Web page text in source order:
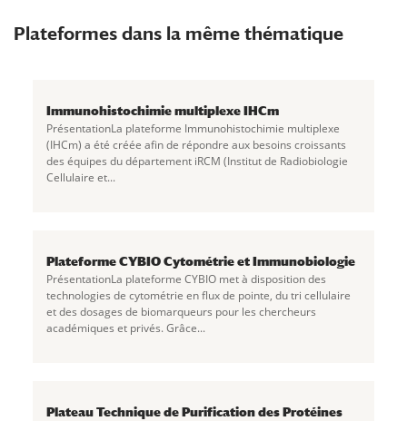
Plateformes dans la même thématique
Immunohistochimie multiplexe IHCm
PrésentationLa plateforme Immunohistochimie multiplexe
(IHCm) a été créée afin de répondre aux besoins croissants
des équipes du département iRCM (Institut de Radiobiologie
Cellulaire et...
Plateforme CYBIO Cytométrie et Immunobiologie
PrésentationLa plateforme CYBIO met à disposition des
technologies de cytométrie en flux de pointe, du tri cellulaire
et des dosages de biomarqueurs pour les chercheurs
académiques et privés. Grâce...
Plateau Technique de Purification des Protéines